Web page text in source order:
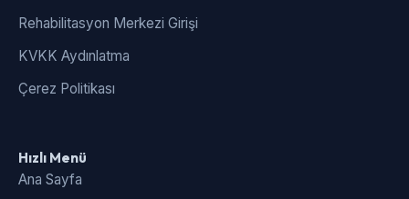
Rehabilitasyon Merkezi Girişi
KVKK Aydınlatma
Çerez Politikası
Hızlı Menü
Ana Sayfa